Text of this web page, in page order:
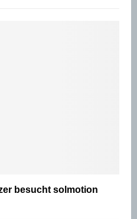
besucht solmotion